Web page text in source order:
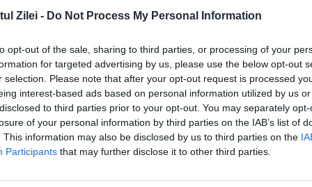
Zilei - Do Not Process My Personal Information
opt-out of the sale, sharing to third parties, or processing of your
for targeted advertising by us, please use the below opt-out
selection. Please note that after your opt-out request is processed
interest-based ads based on personal information utilized by us
to third parties prior to your opt-out. You may separately
of your personal information by third parties on the IAB’s list of
This information may also be disclosed by us to third parties on the
Participants that may further disclose it to other third parties.
Campanie EVZ. Cultura , încotro?
Muzeul Național al Literaturii Române,
asasinat